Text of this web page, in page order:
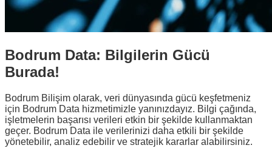
Bodrum Data: Bilgilerin Gücü
Burada!
Bodrum Bilişim olarak, veri dünyasında gücü keşfetmeniz
için Bodrum Data hizmetimizle yanınızdayız. Bilgi çağında,
işletmelerin başarısı verileri etkin bir şekilde kullanmaktan
geçer. Bodrum Data ile verilerinizi daha etkili bir şekilde
yönetebilir, analiz edebilir ve stratejik kararlar alabilirsiniz.